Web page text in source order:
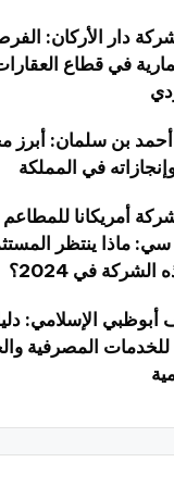
دار الأركان:
في قطاع
أحمد بن سلمان:
في المملكة
أمريكانا للمطاعم
ماذا ينتظر
في 2024؟
الإسلامي:
المصرفية